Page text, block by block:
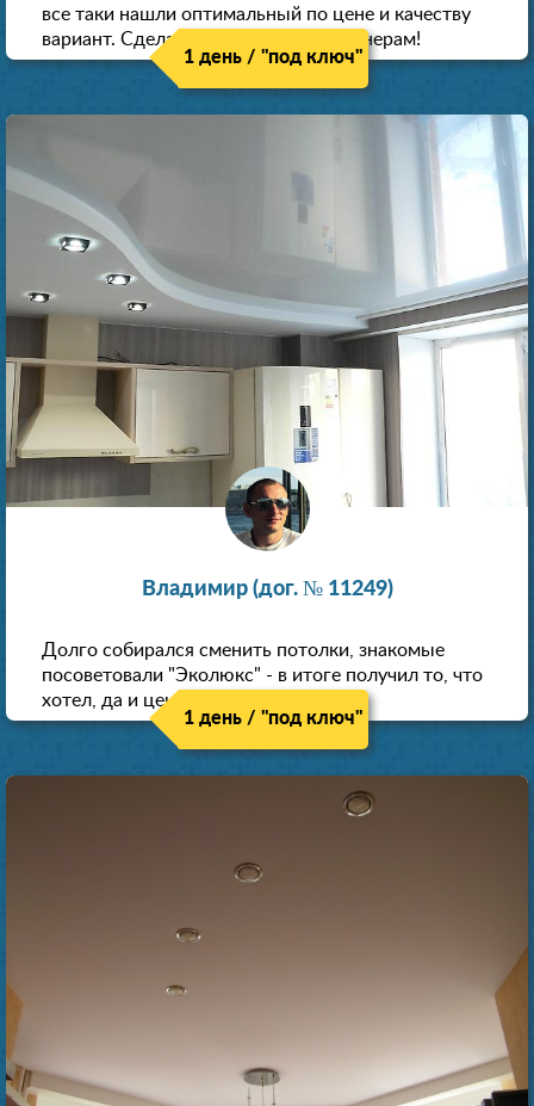
все таки нашли оптимальный по цене и качеству
вариант. Сделали скидку как пенсионерам!
1 день / "под ключ"
Владимир (дог. № 11249)
Долго собирался сменить потолки, знакомые
посоветовали "Эколюкс" - в итоге получил то, что
хотел, да и цена нормальная.
1 день / "под ключ"